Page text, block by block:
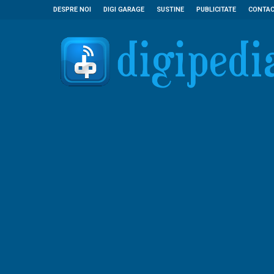
DESPRE NOI DIGI GARAGE SUSTINE PUBLICITATE